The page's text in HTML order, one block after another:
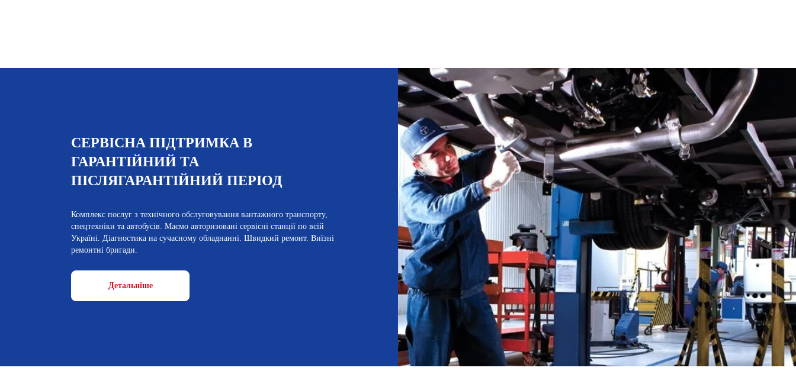
СЕРВІСНА ПІДТРИМКА В
ГАРАНТІЙНИЙ ТА
ПІСЛЯГАРАНТІЙНИЙ ПЕРІОД
Комплекс послуг з технічного обслуговування вантажного транспорту,
спецтехніки та автобусів. Маємо авторизовані сервісні станції по всій
Україні. Діагностика на сучасному обладнанні. Швидкий ремонт. Виїзні
ремонтні бригади.
Детальніше